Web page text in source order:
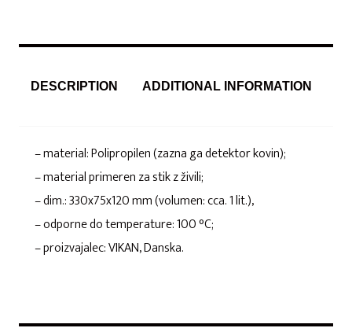
DESCRIPTION ADDITIONAL INFORMATION
– material: Polipropilen (zazna ga detektor kovin);
– material primeren za stik z živili;
– dim.: 330x75x120 mm (volumen: cca. 1 lit.),
– odporne do temperature: 100 °C;
– proizvajalec: VIKAN, Danska.